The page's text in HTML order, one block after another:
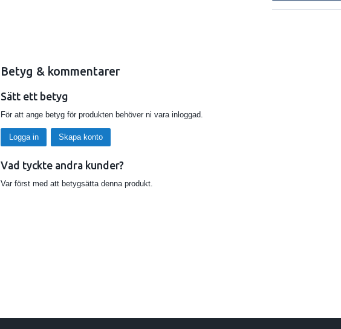
Betyg & kommentarer
Sätt ett betyg
För att ange betyg för produkten behöver ni vara inloggad.
Logga in Skapa konto
Vad tyckte andra kunder?
Var först med att betygsätta denna produkt.